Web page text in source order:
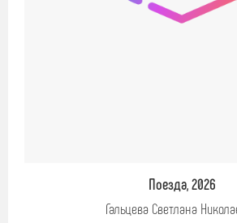
Поезда, 2026
Гальцева Светлана